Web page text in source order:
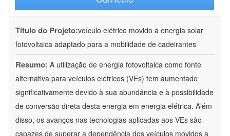
Título do Projeto:veículo elétrico movido a energia solar
fotovoltaica adaptado para a mobilidade de cadeirantes
Resumo: A utilização de energia fotovoltaica como fonte
alternativa para veículos elétricos (VEs) tem aumentado
significativamente devido à sua abundância e à possibilidade
de conversão direta desta energia em energia elétrica. Além
disso, os avanços nas tecnologias aplicadas aos VEs são
capazes de superar a dependência dos veículos movidos a